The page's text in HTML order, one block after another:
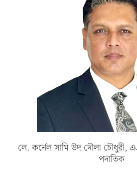
লে. কর্নেল সামি উদ দৌলা চৌধুরী,
পদাতিক